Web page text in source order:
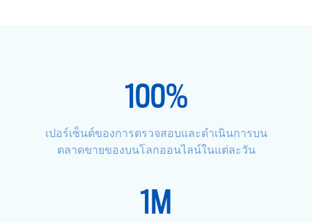
100%
เปอร์เซ็นต์ของการตรวจสอบและดำเนินการบน
ตลาดขายของบนโลกออนไลน์ในแต่ละวัน
1M